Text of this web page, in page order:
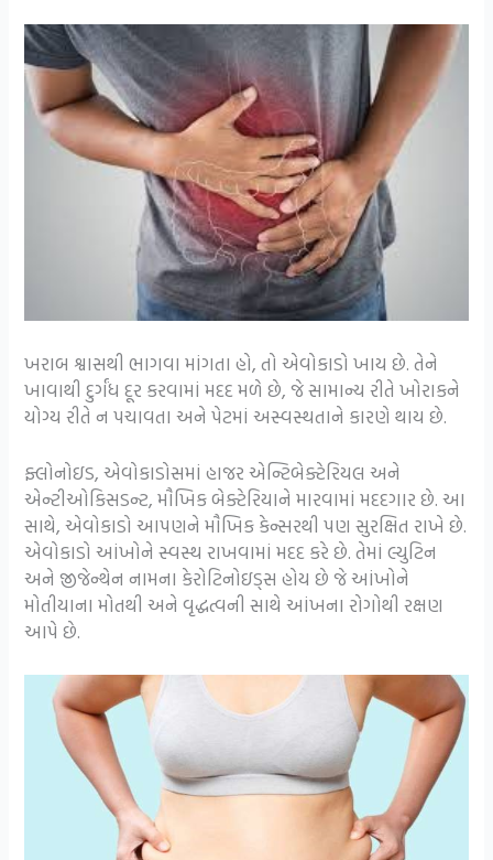
ખરાબ શ્વાસથી ભાગવા માંગતા હો, તો એવોકાડો ખાય છે. તેને
ખાવાથી દુર્ગંધ દૂર કરવામાં મદદ મળે છે, જે સામાન્ય રીતે ખોરાકને
યોગ્ય રીતે ન પચાવતા અને પેટમાં અસ્વસ્થતાને કારણે થાય છે.
ફ્લોનોઇડ, એવોકાડોસમાં હાજર એન્ટિબેક્ટેરિયલ અને
એન્ટીઓકિસડન્ટ, મૌખિક બેક્ટેરિયાને મારવામાં મદદગાર છે. આ
સાથે, એવોકાડો આપણને મૌખિક કેન્સરથી પણ સુરક્ષિત રાખે છે.
એવોકાડો આંખોને સ્વસ્થ રાખવામાં મદદ કરે છે. તેમાં લ્યુટિન
અને જીજેન્થેન નામના કેરોટિનોઇડ્સ હોય છે જે આંખોને
મોતીયાના મોતથી અને વૃદ્ધત્વની સાથે આંખના રોગોથી રક્ષણ
આપે છે.